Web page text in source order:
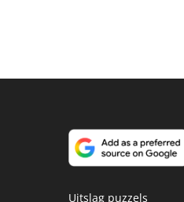
Uitslag puzzels